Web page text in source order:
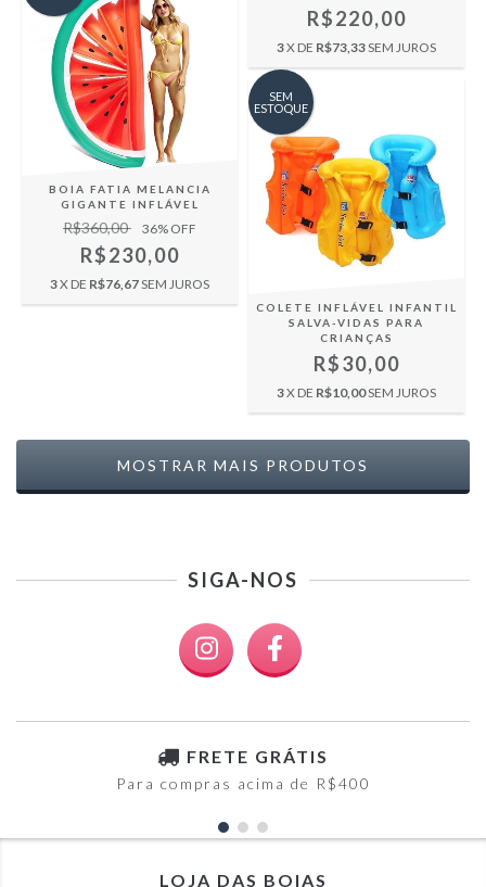
R$220,00
3X DE R$73,33SEM JUROS
BOIA FATIA MELANCIA
GIGANTE INFLÁVEL
R$360,00 36% OFF
R$230,00
3X DE R$76,67SEM JUROS
SEM
ESTOQUE
COLETE INFLÁVEL INFANTIL
SALVA-VIDAS PARA
CRIANÇAS
R$30,00
3X DE R$10,00SEM JUROS
MOSTRAR MAIS PRODUTOS
SIGA-NOS
FRETE GRÁTIS
Para compras acima de R$400
LOJA DAS BOIAS